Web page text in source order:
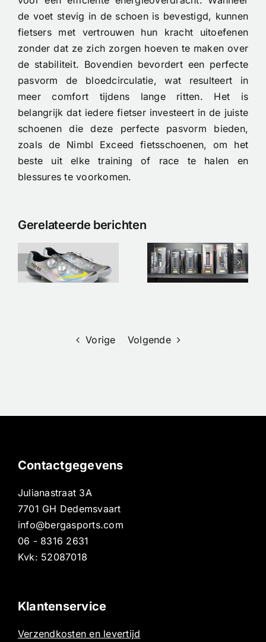
Vorige Volgende
de voet stevig in de schoen is bevestigd, kunnen
fietsers met vertrouwen hun kracht uitoefenen
zonder dat ze zich zorgen hoeven te maken over
de stabiliteit. Bovendien bevordert een perfecte
pasvorm de bloedcirculatie, wat resulteert in
meer comfort tijdens lange ritten. Het is
belangrijk dat iedere fietser investeert in de juiste
schoenen die deze perfecte pasvorm bieden,
zoals de Nimbl Exceed fietsschoenen, om het
beste uit elke training of race te halen en
blessures te voorkomen.
Gerelateerde berichten
Clincher op
Racefiets:
De Ultieme
Prestaties
Nieuw op
voorraad –
Custom
Contactgegevens
Julianastraat 3A
7701 GH Dedemsvaart
info@bergasports.com
06 - 8316 2631
Kvk: 52087018
Klantenservice
Verzendkosten en levertijd